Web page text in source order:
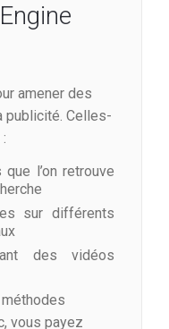
amener des
publicité. Celles-
l’on retrouve
sur différents
des vidéos
vous payez